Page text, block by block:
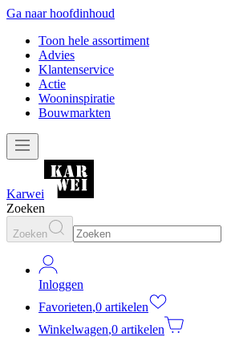
Ga naar hoofdinhoud
Toon hele assortiment
Advies
Klantenservice
Actie
Wooninspiratie
Bouwmarkten
Karwei
Zoeken
Zoeken
Inloggen
Favorieten,0 artikelen
Winkelwagen,0 artikelen